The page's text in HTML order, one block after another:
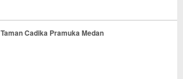
Taman Cadika Pramuka Medan